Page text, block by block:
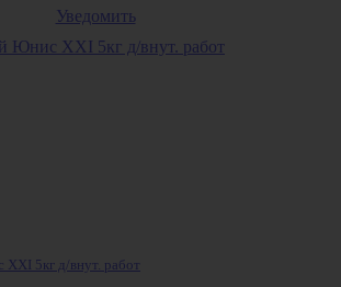
Уведомить
5кг д/внут. работ